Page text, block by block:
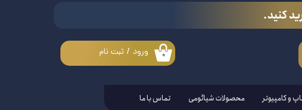
۰ ورود / ثبت نام
تغییر گذر واژه و کامپیوتر محصولات شیائومی تماس با ما
کنید.